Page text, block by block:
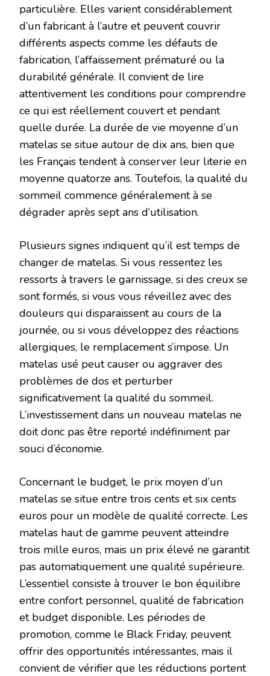
particulière. Elles varient considérablement
d’un fabricant à l’autre et peuvent couvrir
différents aspects comme les défauts de
fabrication, l’affaissement prématuré ou la
durabilité générale. Il convient de lire
attentivement les conditions pour comprendre
ce qui est réellement couvert et pendant
quelle durée. La durée de vie moyenne d’un
matelas se situe autour de dix ans, bien que
les Français tendent à conserver leur literie en
moyenne quatorze ans. Toutefois, la qualité du
sommeil commence généralement à se
dégrader après sept ans d’utilisation.
Plusieurs signes indiquent qu’il est temps de
changer de matelas. Si vous ressentez les
ressorts à travers le garnissage, si des creux se
sont formés, si vous vous réveillez avec des
douleurs qui disparaissent au cours de la
journée, ou si vous développez des réactions
allergiques, le remplacement s’impose. Un
matelas usé peut causer ou aggraver des
problèmes de dos et perturber
significativement la qualité du sommeil.
L’investissement dans un nouveau matelas ne
doit donc pas être reporté indéfiniment par
souci d’économie.
Concernant le budget, le prix moyen d’un
matelas se situe entre trois cents et six cents
euros pour un modèle de qualité correcte. Les
matelas haut de gamme peuvent atteindre
trois mille euros, mais un prix élevé ne garantit
pas automatiquement une qualité supérieure.
L’essentiel consiste à trouver le bon équilibre
entre confort personnel, qualité de fabrication
et budget disponible. Les périodes de
promotion, comme le Black Friday, peuvent
offrir des opportunités intéressantes, mais il
convient de vérifier que les réductions portent